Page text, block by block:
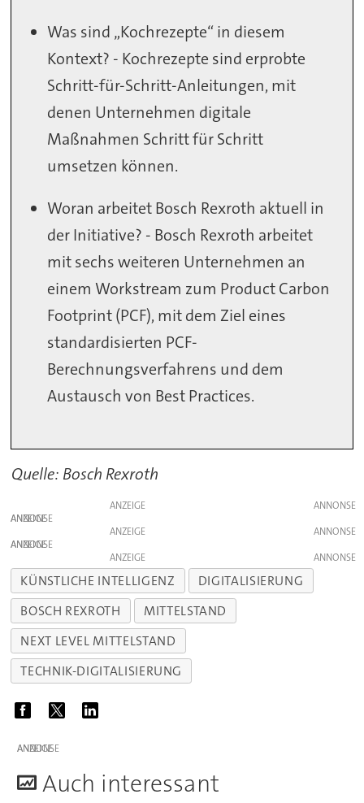
Was sind „Kochrezepte“ in diesem
Kontext? - Kochrezepte sind erprobte
Schritt-für-Schritt-Anleitungen, mit
denen Unternehmen digitale
Maßnahmen Schritt für Schritt
umsetzen können.
Woran arbeitet Bosch Rexroth aktuell in
der Initiative? - Bosch Rexroth arbeitet
mit sechs weiteren Unternehmen an
einem Workstream zum Product Carbon
Footprint (PCF), mit dem Ziel eines
standardisierten PCF-
Berechnungsverfahrens und dem
Austausch von Best Practices.
Quelle: Bosch Rexroth
ANZEIGE
ANZEIGE
ANZEIGE
ANZEIGE
ANZEIGE
KÜNSTLICHE INTELLIGENZ
DIGITALISIERUNG
BOSCH REXROTH
MITTELSTAND
NEXT LEVEL MITTELSTAND
TECHNIK-DIGITALISIERUNG
ANZEIGE
Auch interessant